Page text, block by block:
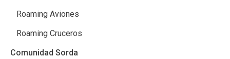
Roaming Aviones
Roaming Cruceros
Comunidad Sorda